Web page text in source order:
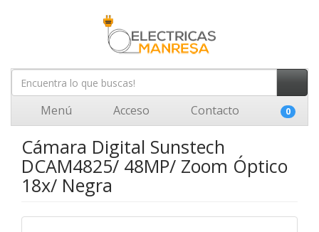
Menú Acceso Contacto 0
Cámara Digital Sunstech
DCAM4825/ 48MP/ Zoom Óptico
18x/ Negra